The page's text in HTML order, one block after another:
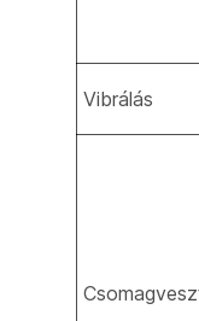
Vibrálás